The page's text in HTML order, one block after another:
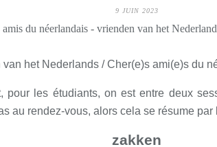
9 JUIN 2023
amis du néerlandais - vrienden van het
van het Nederlands / Cher(e)s ami(e)s du
pour les étudiants, on est entre deux
au rendez-vous, alors cela se résume par
zakken